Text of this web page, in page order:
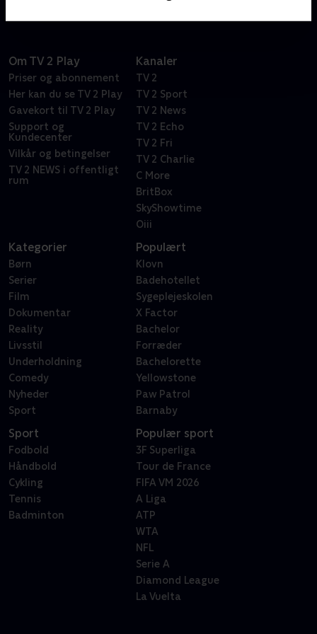
Om TV 2 Play
Priser og abonnement
Her kan du se TV 2 Play
Gavekort til TV 2 Play
Support og
Kundecenter
Vilkår og betingelser
TV 2 NEWS i offentligt
rum
Kanaler
TV 2
TV 2 Sport
TV 2 News
TV 2 Echo
TV 2 Fri
TV 2 Charlie
C More
BritBox
SkyShowtime
Oiii
Kategorier
Børn
Serier
Film
Dokumentar
Reality
Livsstil
Underholdning
Comedy
Nyheder
Sport
Populært
Klovn
Badehotellet
Sygeplejeskolen
X Factor
Bachelor
Forræder
Bachelorette
Yellowstone
Paw Patrol
Barnaby
Sport
Fodbold
Håndbold
Cykling
Tennis
Badminton
Populær sport
3F Superliga
Tour de France
FIFA VM 2026
A Liga
ATP
WTA
NFL
Serie A
Diamond League
La Vuelta